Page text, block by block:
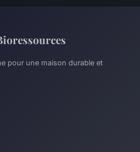
pour une maison durable et